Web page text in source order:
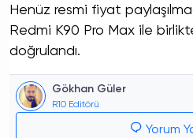
Henüz resmi fiyat
Redmi K90 Pro Max ile
doğrulandı.
Gökhan Güler
R10 Editörü
Yorum